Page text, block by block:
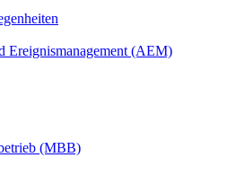
Ereignismanagement (AEM)
(MBB)